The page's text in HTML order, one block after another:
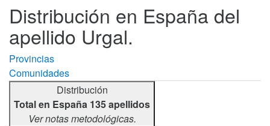
Distribución en España del
apellido Urgal.
Provincias
Comunidades
Distribución
Total en España 135 apellidos
Ver notas metodológicas.